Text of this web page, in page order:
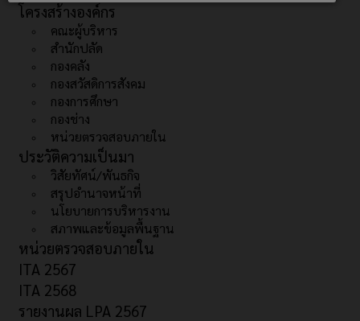
โครงสร้างองค์กร
คณะผู้บริหาร
สำนักปลัด
กองคลัง
กองสวัสดิการสังคม
กองการศึกษา
กองช่าง
หน่วยตรวจสอบภายใน
ประวัติความเป็นมา
วิสัยทัศน์/พันธกิจ
สรุปอำนาจหน้าที่
นโยบายการบริหารงาน
สภาพและข้อมูลพื้นฐาน
หน่วยตรวจสอบภายใน
ITA 2567
ITA 2568
รายงานผล LPA 2567